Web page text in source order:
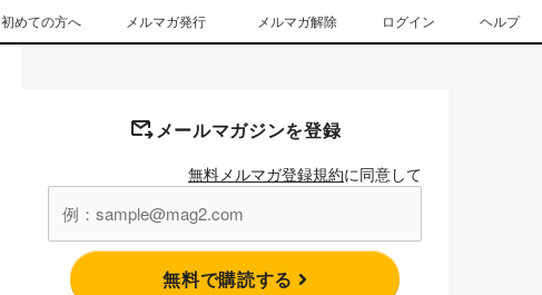
初めての方へ メルマガ発行 メルマガ解除 ログイン ヘルプ
メールマガジンを登録
無料メルマガ登録規約に同意して
無料で購読する